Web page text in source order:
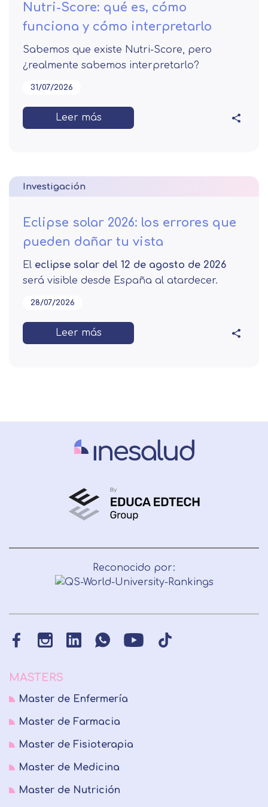
Nutri-Score: qué es, cómo
funciona y cómo interpretarlo
Sabemos que existe Nutri-Score, pero
¿realmente sabemos interpretarlo?
31/07/2026
Leer más
Investigación
Eclipse solar 2026: los errores que
pueden dañar tu vista
El eclipse solar del 12 de agosto de 2026
será visible desde España al atardecer.
28/07/2026
Leer más
Reconocido por:
MASTERS
Master de Enfermería
Master de Farmacia
Master de Fisioterapia
Master de Medicina
Master de Nutrición